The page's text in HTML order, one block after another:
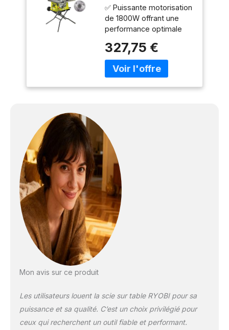
1800W - 254mm -
piètement
rétractable - roues -
extension - lame
carbure -
SB254T48A1
✅ Puissante motorisation
de 1800W offrant une
performance optimale
précises et rapides,
idéale pour les projets
de bricolage et les
permettant de travailler
efficacement sur divers
types de bois et
matériaux. ✅ Piètement
rétractable et roues
intégrées facilitant le
transport et le
rangement, rendant cet
outil parfait pour les
ateliers à espace limité
ou les chantiers mobiles.
travail et offrant plus de
flexibilité lors de la
manipulation de grandes
327,75 €
Mon avis sur ce produit
Les utilisateurs louent la scie sur table RYOBI pour sa
puissance et sa qualité. C’est un choix privilégié pour
ceux qui recherchent un outil fiable et performant.